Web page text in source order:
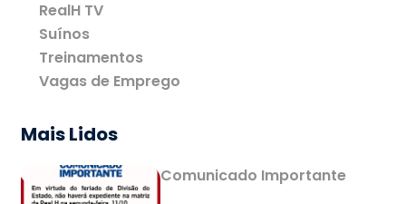
RealH TV
Suínos
Treinamentos
Vagas de Emprego
Mais Lidos
Comunicado Importante